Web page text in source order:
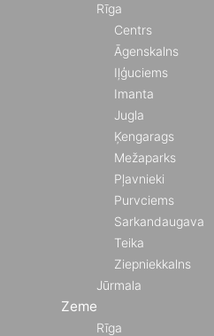
Rīga
Centrs
Āgenskalns
Iļģuciems
Imanta
Jugla
Ķengarags
Mežaparks
Pļavnieki
Purvciems
Sarkandaugava
Teika
Ziepniekkalns
Jūrmala
Zeme
Rīga